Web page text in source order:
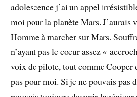
adolescence j’ai un appel
moi pour la planète Mars. J’aurais
Homme à marcher sur Mars.
n’ayant pas le coeur assez «
voix de pilote, tout comme Cooper
pas pour moi. Si je ne pouvais pas